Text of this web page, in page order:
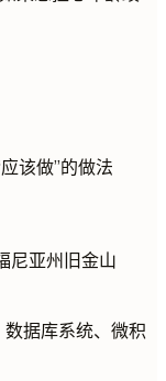
该做”的做法
尼亚州旧金山
据库系统、微积